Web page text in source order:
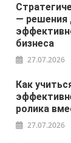
— решения
бизнеса
27.07.2026
Как
ролика
27.07.2026